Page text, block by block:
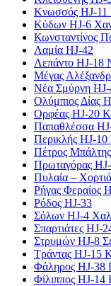
Κνωσσός HJ-11
Κύδων HJ-6
Κωνσταντίνος
Λαμία HJ-42
Λεπάντο HJ-18
Μέγας
Νέα Σμύρνη
Ολύμπιος Δίας
Ορφέας HJ-20
Παπαθλέσσα
Περικλής HJ-
Πέτρος
Πρωταγόρας
Πυλαία –
Ρήγας Φεραίος
Ρόδος HJ-33
Σόλων HJ-4
Σπαρτιάτες HJ-
Στρυμών HJ-8
Τράντας HJ-15
Φάληρος HJ-38
Φίλιππος HJ-14